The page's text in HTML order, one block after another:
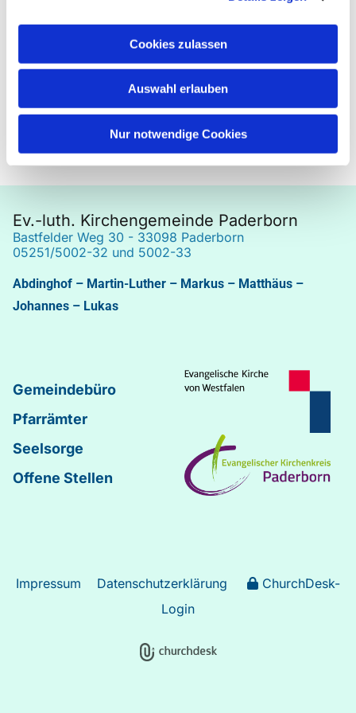
Cookies zulassen
Auswahl erlauben
Nur notwendige Cookies
Ihre und eure
(Leiterin des Chor Coloris im Lukaszentrum)
Ev.-luth. Kirchengemeinde Paderborn
Bastfelder Weg 30 - 33098 Paderborn
05251/5002-32 und 5002-33
Abdinghof – Martin-Luther – Markus – Matthäus –
Johannes – Lukas
Gemeindebüro
Pfarrämter
Seelsorge
Offene Stellen
Impressum Datenschutzerklärung
ChurchDesk-
Login